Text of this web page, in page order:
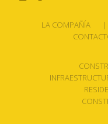
LA COMPAÑÍA